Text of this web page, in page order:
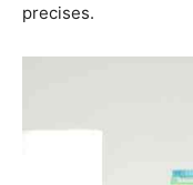
precises.